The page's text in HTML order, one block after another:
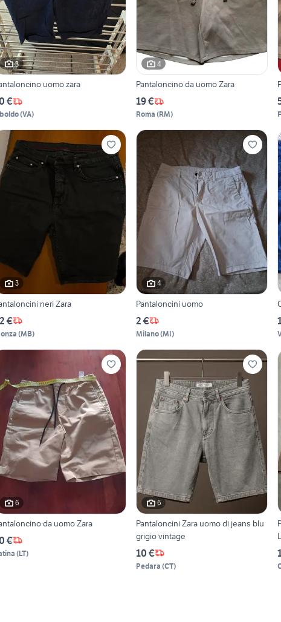
3
uomo zara
€
(VA)
4
Pantaloncino da uomo Zara
19 €
Roma (RM)
3
neri Zara
€
(MB)
4
Pantaloncini uomo
2 €
Milano(MI)
6
da uomo Zara
€
(LT)
6
Pantaloncini Zara uomo di jeans blu
grigio vintage
10 €
Pedara (CT)